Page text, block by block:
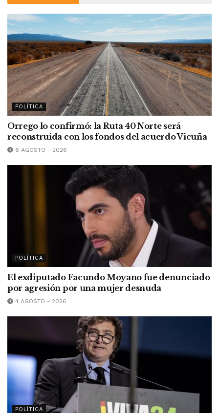
POLÍTICA
Orrego lo confirmó: la Ruta 40 Norte será
reconstruida con los fondos del acuerdo Vicuña
6 AGOSTO - 2026
POLÍTICA
El exdiputado Facundo Moyano fue denunciado
por agresión por una mujer desnuda
4 AGOSTO - 2026
POLÍTICA